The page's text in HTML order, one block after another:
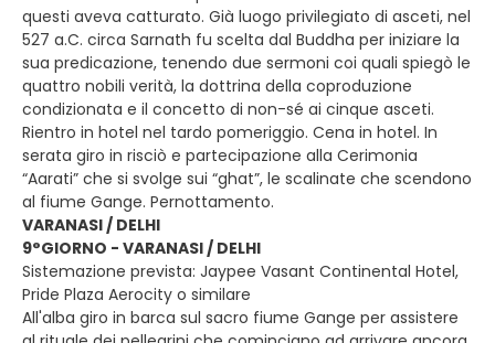
questi aveva catturato. Già luogo privilegiato di asceti, nel
527 a.C. circa Sarnath fu scelta dal Buddha per iniziare la
sua predicazione, tenendo due sermoni coi quali spiegò le
quattro nobili verità, la dottrina della coproduzione
condizionata e il concetto di non-sé ai cinque asceti.
Rientro in hotel nel tardo pomeriggio. Cena in hotel. In
serata giro in risciò e partecipazione alla Cerimonia
“Aarati” che si svolge sui “ghat”, le scalinate che scendono
al fiume Gange. Pernottamento.
VARANASI / DELHI
9°GIORNO - VARANASI / DELHI
Sistemazione prevista: Jaypee Vasant Continental Hotel,
Pride Plaza Aerocity o similare
All'alba giro in barca sul sacro fiume Gange per assistere